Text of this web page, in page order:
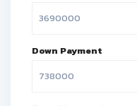
Down Payment